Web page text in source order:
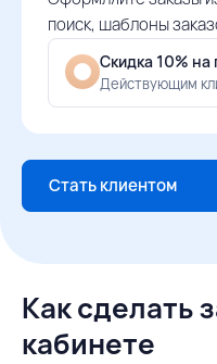
поиск, шаблоны
Скидка 10% на
Действующим
Стать клиентом
Как сделать
кабинете